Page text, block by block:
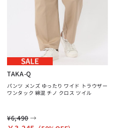
TAKA-Q
パンツ メンズ ゆったり ワイド トラウザー
ワンタック 綿混 チノ クロス ツイル
¥6,490 →